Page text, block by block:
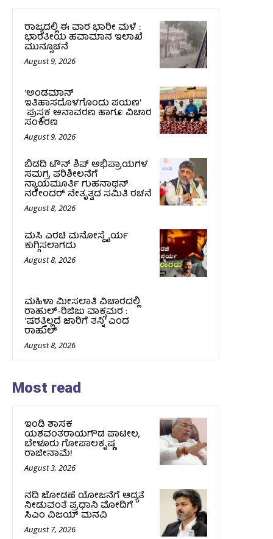
ರಾಜ್ಯದಲ್ಲಿ ಈ ವಾರ ಭಾರೀ ಮಳೆ :
ಭಾರತೀಯ ಹವಾಮಾನ ಇಲಾಖೆ
ಮುನ್ಸೂಚನೆ
August 9, 2026
‘ಅಂಡಮಾನ್
ಇತಿಹಾಸದೊಳಗೊಂದು ಪಯಣ’
ಪುಸ್ತಕ ಅನಾವರಣ ಹಾಗೂ ವಿಚಾರ
ಸಂಕಿರಣ
August 9, 2026
ಬಿಡದಿ ಟೌನ್ ಶಿಪ್ ಅಭಿಪ್ರಾಯಗಳ
ಸಮಗ್ರ ಪರಿಶೀಲನೆಗೆ
ನ್ಯಾಯಮೂರ್ತಿ ಗುಹನಾಥನ್
ನರೇಂದರ್ ನೇತೃತ್ವದ ಸಮಿತಿ ರಚನೆ
August 8, 2026
ಮಸಿ ಎರಚಿ ಮನೋಸ್ಥೈರ್ಯ
ಕುಗ್ಗಿಸಲಾಗದು
August 8, 2026
ಮಹಿಳಾ ಮೀಸಲಾತಿ ವಿಚಾರದಲ್ಲಿ
ರಾಹುಲ್‌-ರಿಜಿಜು ವಾಕ್ಸಮರ :
‘ಷರತ್ತಿಲ್ಲದೆ ಜಾರಿಗೆ ತನ್ನಿ’ ಎಂದ
ರಾಹುಲ್‌
August 8, 2026
Most read
ಇಂಡಿ ಶಾಸಕ
ಯಶವಂತರಾಯಗೌಡ ಪಾಟೀಲ,
ಬೇಳೂರು ಗೋಪಾಲಕೃಷ್ಣ
ರಾಜೀನಾಮೆ!
August 3, 2026
ನದಿ ಜೋಡಣೆ ಯೋಜನೆಗೆ ಆದ್ಯತೆ
ನೀಡುವಂತೆ ಪ್ರಧಾನಿ ಮೋದಿಗೆ
ಸಿಎಂ ವಿಜಯ್‌ ಮನವಿ
August 7, 2026